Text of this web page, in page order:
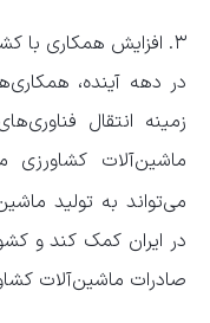
۳. افزایش همکاری با کشورهای پیشرفته
در دهه آینده،
زمینه انتقال
ماشین‌آلات کشاورزی
می‌تواند به تولید
در ایران کمک کند و
صادرات ماشین‌آلات